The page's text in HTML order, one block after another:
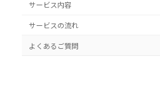
サービス内容
サービスの流れ
よくあるご質問